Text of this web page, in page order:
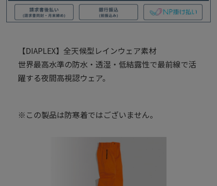
【DIAPLEX】全天候型レインウェア素材
世界最高水準の防水・透湿・低結露性で最前線で活
躍する夜間高視認ウェア。
※この製品は防寒着ではございません。